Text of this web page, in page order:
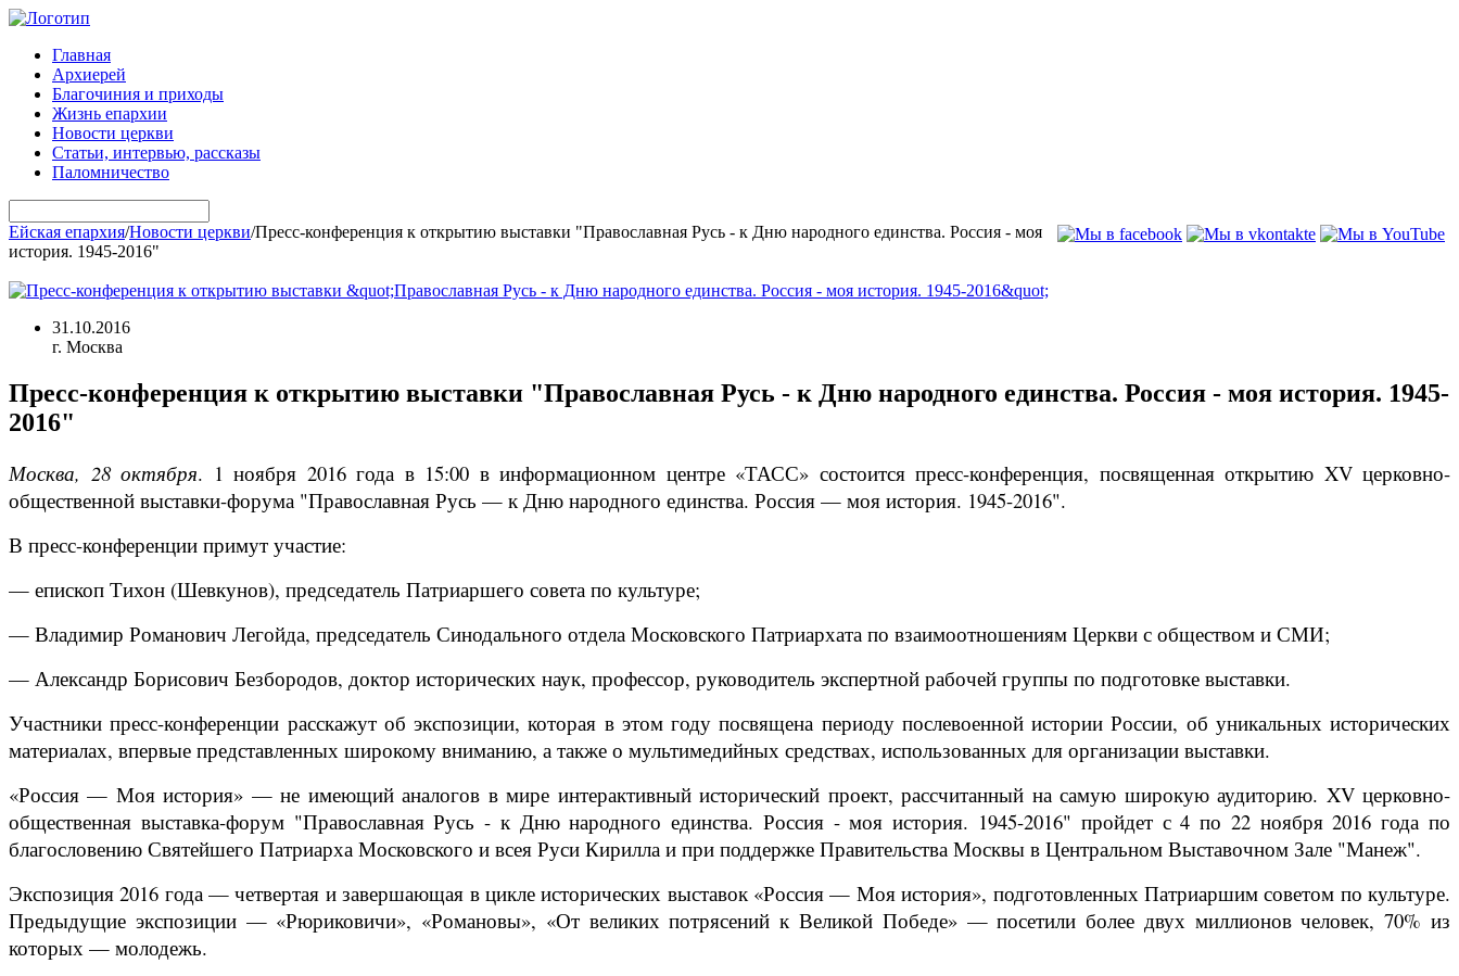
Главная
Архиерей
Благочиния и приходы
Жизнь епархии
Новости церкви
Статьи, интервью, рассказы
Паломничество
Ейская епархия/Новости церкви/Пресс-конференция к открытию выставки "Православная Русь - к Дню народного единства. Россия - моя
история. 1945-2016"
31.10.2016
г. Москва
Пресс-конференция к открытию выставки "Православная Русь - к Дню народного единства. Россия - моя история. 1945-
2016"
Москва, 28 октября. 1 ноября 2016 года в 15:00 в информационном центре «ТАСС» состоится пресс-конференция, посвященная открытию XV церковно-
общественной выставки-форума "Православная Русь — к Дню народного единства. Россия — моя история. 1945-2016".
В пресс-конференции примут участие:
— епископ Тихон (Шевкунов), председатель Патриаршего совета по культуре;
— Владимир Романович Легойда, председатель Синодального отдела Московского Патриархата по взаимоотношениям Церкви с обществом и СМИ;
— Александр Борисович Безбородов, доктор исторических наук, профессор, руководитель экспертной рабочей группы по подготовке выставки.
Участники пресс-конференции расскажут об экспозиции, которая в этом году посвящена периоду послевоенной истории России, об уникальных исторических
материалах, впервые представленных широкому вниманию, а также о мультимедийных средствах, использованных для организации выставки.
«Россия — Моя история» — не имеющий аналогов в мире интерактивный исторический проект, рассчитанный на самую широкую аудиторию. XV церковно-
общественная выставка-форум "Православная Русь - к Дню народного единства. Россия - моя история. 1945-2016" пройдет с 4 по 22 ноября 2016 года по
благословению Святейшего Патриарха Московского и всея Руси Кирилла и при поддержке Правительства Москвы в Центральном Выставочном Зале "Манеж".
Экспозиция 2016 года — четвертая и завершающая в цикле исторических выставок «Россия — Моя история», подготовленных Патриаршим советом по культуре.
Предыдущие экспозиции — «Рюриковичи», «Романовы», «От великих потрясений к Великой Победе» — посетили более двух миллионов человек, 70% из
которых — молодежь.